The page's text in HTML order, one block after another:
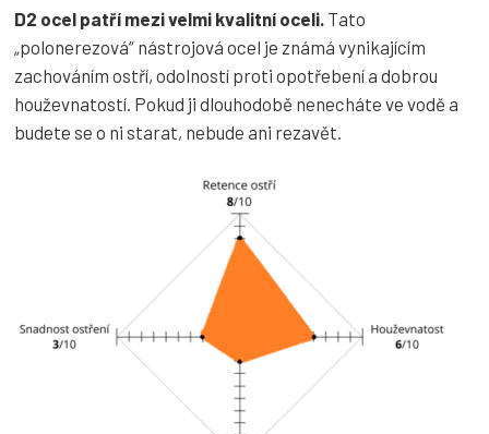
D2 ocel patří mezi velmi kvalitní oceli. Tato
„polonerezová“ nástrojová ocel je známá vynikajícím
zachováním ostří, odolností proti opotřebení a dobrou
houževnatostí. Pokud ji dlouhodobě nenecháte ve vodě a
budete se o ni starat, nebude ani rezavět.